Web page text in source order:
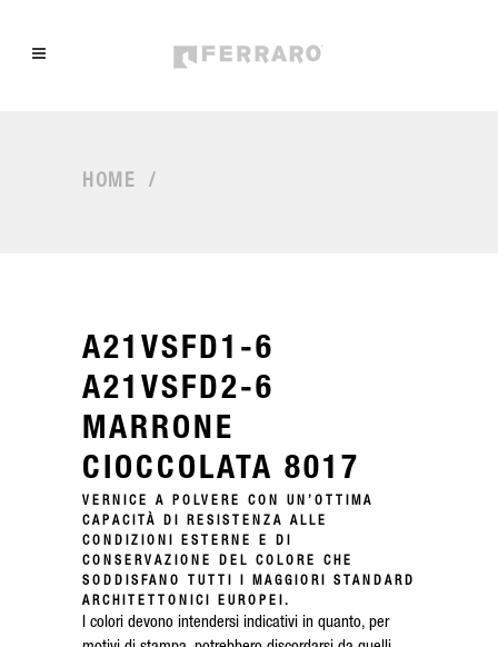
HOME /
A21VSFD1-6
A21VSFD2-6
MARRONE
CIOCCOLATA 8017
VERNICE A POLVERE CON UN’OTTIMA
CAPACITÀ DI RESISTENZA ALLE
CONDIZIONI ESTERNE E DI
CONSERVAZIONE DEL COLORE CHE
SODDISFANO TUTTI I MAGGIORI STANDARD
ARCHITETTONICI EUROPEI.
I colori devono intendersi indicativi in quanto, per